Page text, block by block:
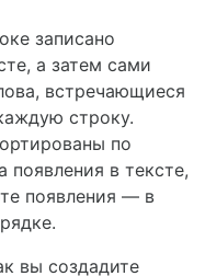
записано
а затем сами
встречающиеся
строку.
по
появления в тексте,
появления — в
вы создадите